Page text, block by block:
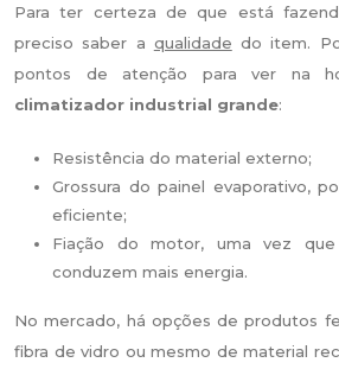
Para ter certeza de que está
preciso saber a qualidade do item.
pontos de atenção para ver na
climatizador industrial grande:
Resistência do material externo;
Grossura do painel evaporativo,
eficiente;
Fiação do motor, uma vez
conduzem mais energia.
No mercado, há opções de produtos
fibra de vidro ou mesmo de material